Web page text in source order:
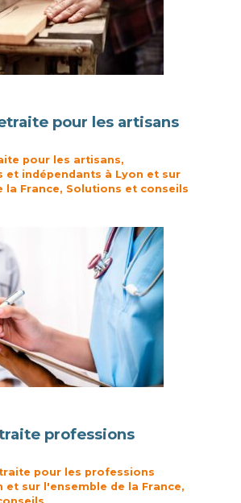
pour les artisans
pour les artisans,
et indépendants à Lyon et sur
la France, Solutions et conseils
professions
pour les professions
et sur l'ensemble de la France,